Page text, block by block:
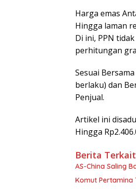
Harga emas
Hingga laman
Di ini, PPN
perhitungan
Sesuai
berlaku) dan
Penjual.
Artikel ini
Hingga
Berita Terkait
AS-China Saling
Komut Pertamina